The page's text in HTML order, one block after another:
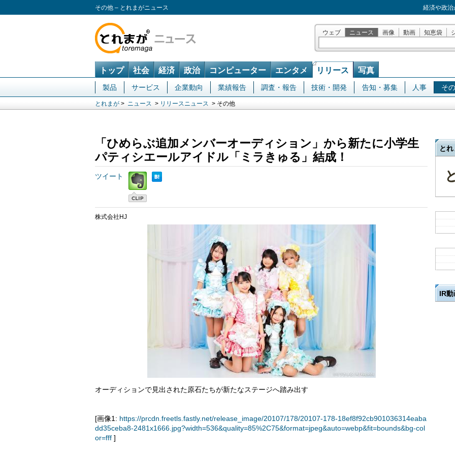
その他 – とれまがニュース 経済や政
ウェブ ニュース 画像 動画 知恵袋
トップ 社会 経済 政治 コンピューター エンタメ リリース 写真
製品 サービス 企業動向 業績報告 調査・報告 技術・開発 告知・募集 人事 そ
とれまが > ニュース > リリースニュース > その他
「ひめらぶ追加メンバーオーディション」から新たに小学生
パティシエールアイドル「ミラきゅる」結成！
ツイート
株式会社HJ
オーディションで見出された原石たちが新たなステージへ踏み出す
[画像1: https://prcdn.freetls.fastly.net/release_image/20107/178/20107-178-18ef8f92cb901036314eaba
dd35ceba8-2481x1666.jpg?width=536&quality=85%2C75&format=jpeg&auto=webp&fit=bounds&bg-col
or=fff ]
とれ
IR動